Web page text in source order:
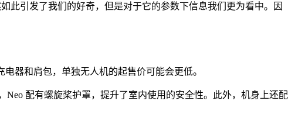
此引发了我们的好奇，但是对于它的参数下信息我们更为看中。因
器和肩包，单独无人机的起售价可能会更低。
配有螺旋桨护罩，提升了室内使用的安全性。此外，机身上还配